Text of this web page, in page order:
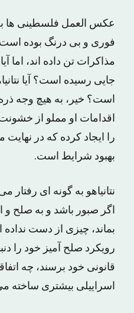
عکس العمل فلسطینی ها
فوری و بی درنگ بوده
مذاکرات تن داده اند، اما
جایی رسیده است؟ آیا
است؟ خیر، به هیچ وجه
اقدامات او مملو از
را ایجاد کرده که در نهایت
بهبود شرایط است.
نتانیاهو به گونه ای
اگر صبور باشد و به صلح و
بماند، چیزی از دست
رویکرد صلح آمیز خود را
قانونی خود برسند، چه
اسراییلی بیشتری ساخته